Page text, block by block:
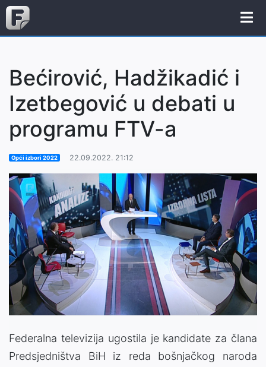
Bećirović, Hadžikadić i
Izetbegović u debati u
programu FTV-a
Opći izbori 2022 22.09.2022. 21:12
Federalna televizija ugostila je kandidate za člana
Predsjedništva BiH iz reda bošnjačkog naroda